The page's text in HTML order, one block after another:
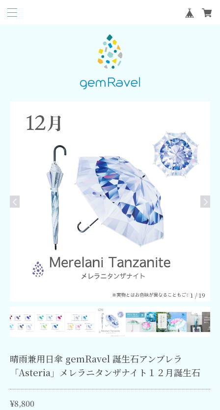
1/19
晴雨兼用日傘 gemRavel 誕生石アンブレラ
「Asteria」メレラニタンザナイト１２月誕生石
¥8,800